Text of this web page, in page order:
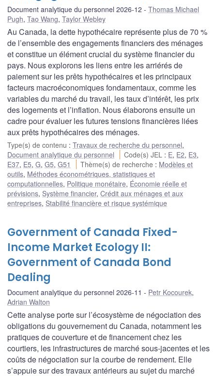
Document analytique du personnel 2026-12
Thomas Michael
Pugh, Tao Wang, Taylor Webley
Au Canada, la dette hypothécaire représente plus de 70 %
de l’ensemble des engagements financiers des ménages
et constitue un élément crucial du système financier du
pays. Nous explorons les liens entre les arriérés de
paiement sur les prêts hypothécaires et les principaux
facteurs macroéconomiques fondamentaux, comme les
variables du marché du travail, les taux d’intérêt, les prix
des logements et l’inflation. Nous élaborons ensuite un
cadre pour évaluer les futures tensions financières liées
aux prêts hypothécaires des ménages.
Type(s) de contenu : Travaux de recherche du personnel,
Document analytique du personnel
Code(s) JEL : E, E2, E3,
E37, E5, G, G5, G51 Thème(s) de recherche : Modèles et
outils, Méthodes économétriques, statistiques et
computationnelles, Politique monétaire, Économie réelle et
prévisions, Système financier, Crédit aux ménages et aux
entreprises, Stabilité financière et risque systémique
Government of Canada Fixed-
Income Market Ecology II:
Government of Canada Bond
Dealing
Document analytique du personnel 2026-11 Petr Kocourek,
Adrian Walton
Cette analyse porte sur l’écosystème de négociation des
obligations du gouvernement du Canada, notamment les
pratiques de couverture et de financement chez les
courtiers, les infrastructures de marché sous-jacentes et les
coûts de négociation sur la courbe de rendement. Elle
s’appuie sur des travaux antérieurs au sujet du marché